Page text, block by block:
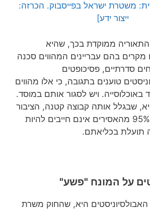
משטרת ישראל בפייסבוק. הכרזה:
ייצור ידע]
ממוקדת בכך, שהיא
בהם עבריינים המהווים סכנה
סדרתיים, פסיכופטים
טוענים בתגובה, כי אלו מהווים
ויש לסגור אותם במוסד.
שבגלל אותה קבוצה קטנה, הציבור
מתעלם מכך ש- 95% מהאסירים אינם חייבים להיות
תועלת בכליאתם.
על המונח "פשע"
היא, שהחוק משרת